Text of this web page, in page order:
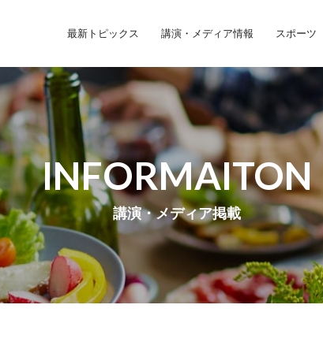
最新トピックス 講演・メディア情報 スポーツ
INFORMAITON
講演・メディア掲載